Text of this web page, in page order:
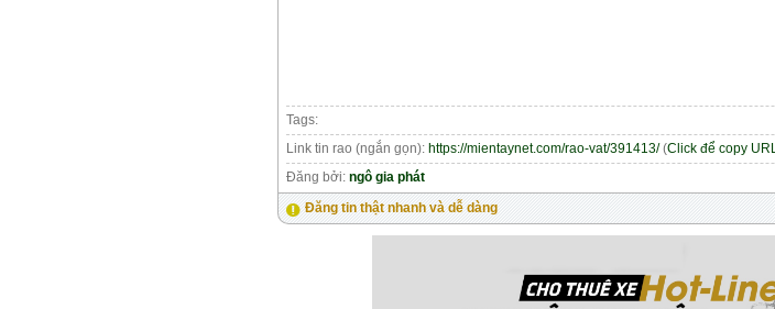
Tags:
Link tin rao (ngắn gọn): https://mientaynet.com/rao-vat/391413/(Click để copy URL
Đăng bởi: ngô gia phát
Đăng tin thật nhanh và dễ dàng